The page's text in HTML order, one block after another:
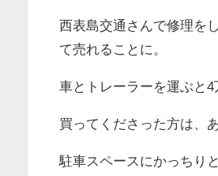
西表島交通さんで修理を
て売れることに。
車とトレーラーを運ぶと
買ってくださった方は、
駐車スペースにかっちり